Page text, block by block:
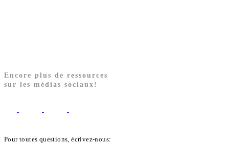
Encore plus de ressources
sur les médias sociaux!
Pour toutes questions, écrivez-nous: